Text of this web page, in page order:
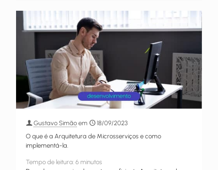
Gustavo Simão em
18/09/2023
O que é a Arquitetura de Microsserviços e como
implementá-la.
Tempo de leitura: 6 minutos